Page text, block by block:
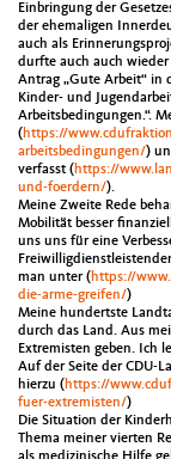
Einbringung der
der ehemaligen
auch als
durfte auch auch
Antrag „Gute Arbeit“ in
Kinder- und
Arbeitsbedingungen.“.
( https://
arbeitsbedingungen/)
verfasst ( https://
und-foerdern/).
Meine Zweite Rede
Mobilität besser
uns uns für eine
man unter ( https://
die-arme-greifen/)
Meine hundertste
durch das Land. Aus
Extremisten geben. Ich
Auf der Seite der CDU-
hierzu ( https://
fuer-extremisten/)
Die Situation der
Thema meiner vierten